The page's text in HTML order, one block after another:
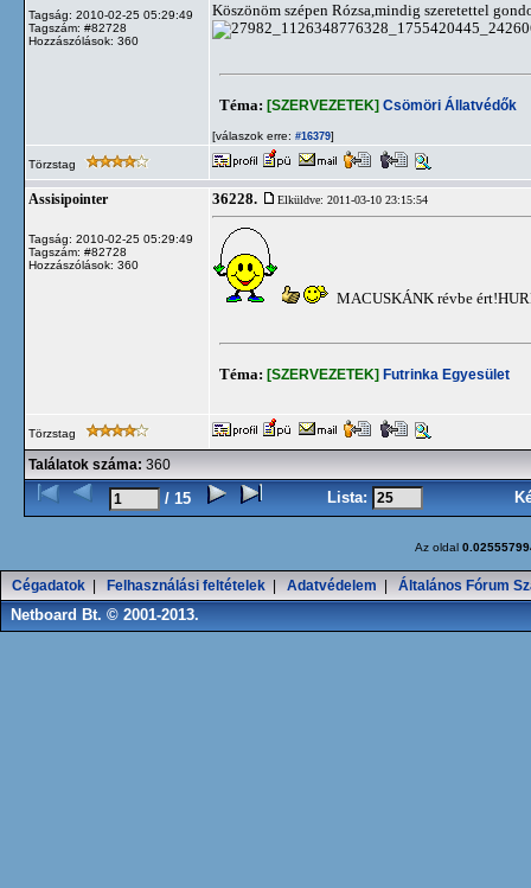
Tagság: 2010-02-25 05:29:49
Tagszám: #82728
Hozzászólások: 360
Köszönöm szépen Rózsa,mindig szeretettel
Téma: [SZERVEZETEK] Csömöri Állatvédők
[válaszok erre: #16379]
Törzstag
Assisipointer
Tagság: 2010-02-25 05:29:49
Tagszám: #82728
Hozzászólások: 360
36228. Elküldve: 2011-03-10 23:15:54
MACUSKÁNK révbe
Téma: [SZERVEZETEK] Futrinka Egyesület
Törzstag
Találatok száma: 360
/ 15 Lista:
Az oldal
Cégadatok Felhasználási feltételek Adatvédelem Általános Fórum
Netboard Bt. © 2001-2013.